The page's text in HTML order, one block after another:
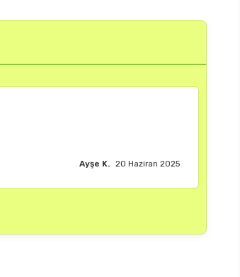
Burak M. 18 Haziran 2025